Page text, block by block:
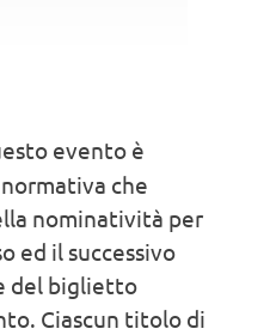
evento è
che
nominatività per
ed il successivo
del biglietto
Ciascun titolo di